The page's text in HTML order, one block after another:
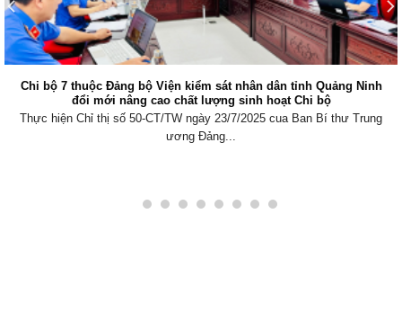
Chi bộ 7 thuộc Đảng bộ Viện kiểm sát nhân dân tỉnh Quảng Ninh
đổi mới nâng cao chất lượng sinh hoạt Chi bộ
Thực hiện Chỉ thị số 50-CT/TW ngày 23/7/2025 cua Ban Bí thư Trung
ương Đảng...